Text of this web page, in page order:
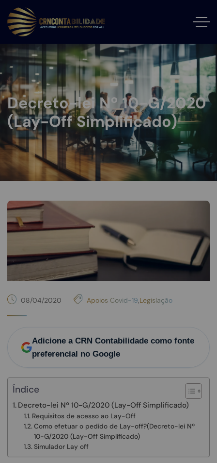
Decreto-lei Nº 10-G/2020
(Lay-Off Simplificado)
08/04/2020 Apoios Covid-19,Legislação
Adicione a CRN Contabilidade como fonte
preferencial no Google
Índice
Decreto-lei Nº 10-G/2020 (Lay-Off Simplificado)
Requisitos de acesso ao Lay-Off
Como efetuar o pedido de Lay-off?(Decreto-lei Nº
10-G/2020 (Lay-Off Simplificado)
Simulador Lay off